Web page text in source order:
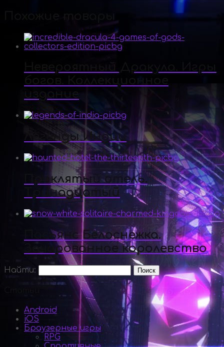
Легенды Индии
Проклятый отель.
Тринадцатый
Пасьянс Белоснежка.
Зачарованное королевство
Найти:
Android
iOS
Браузерные игры
RPG